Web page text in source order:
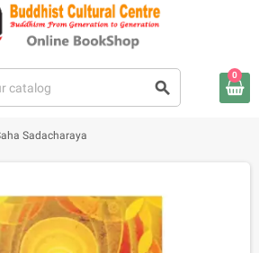
search
0
Sadacharaya